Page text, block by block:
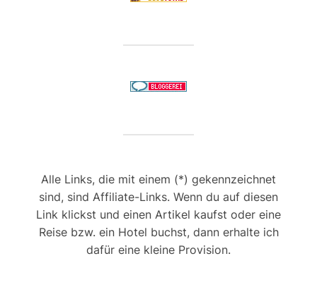
Alle Links, die mit einem (*) gekennzeichnet
sind, sind Affiliate-Links. Wenn du auf diesen
Link klickst und einen Artikel kaufst oder eine
Reise bzw. ein Hotel buchst, dann erhalte ich
dafür eine kleine Provision.